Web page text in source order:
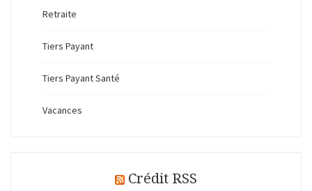
Retraite
Tiers Payant
Tiers Payant Santé
Vacances
Crédit RSS